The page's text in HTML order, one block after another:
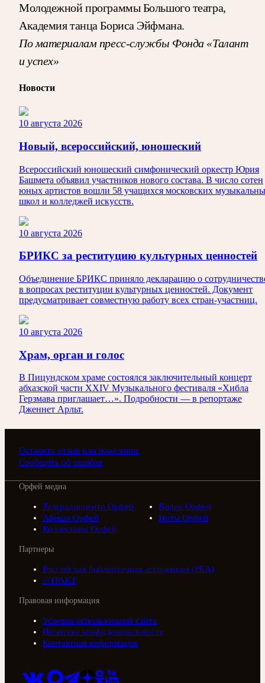
Молодежной программы Большого театра,
Академия танца Бориса Эйфмана.
По материалам пресс-службы Фонда «Талант
и успех»
Новости
10 августа 2026
Новый, всероссийский, юношеский
Всероссийский юношеский симфонический оркестр Юрия
Башмета объявил участников нового состава. В число сотен
юных артистов вошли 58 учащихся московских
школ и колледжей искусств.
10 августа 2026
БРИКС за реституцию культурных ценностей
Объединение БРИКС приняло декларацию о
в вопросах реституции культурных ценностей. Документ
предусматривает совместную работу всех стран-участниц.
10 августа 2026
Храм, орган и голос
В Пицундском храме состоялся заключительный концерт
абхазской части XXIV Музыкального фестиваля «Хибла
Герзмава приглашает…». Подробности — в репортаже
Дженнет Арльт.
Оставить отзыв или пожелание
Сообщить об ошибке
Орфей медиа
Телерадиоцентр Орфей
Видео Орфей
Афиша Орфей
Ноты Орфей
Коллективы Орфей
Партнеры
Российская библиотечная ассоциация (РБА)
///ТРАКТ
Правовая информация
Условия использования сайта
Политика конфиденциальности
Контактная информация